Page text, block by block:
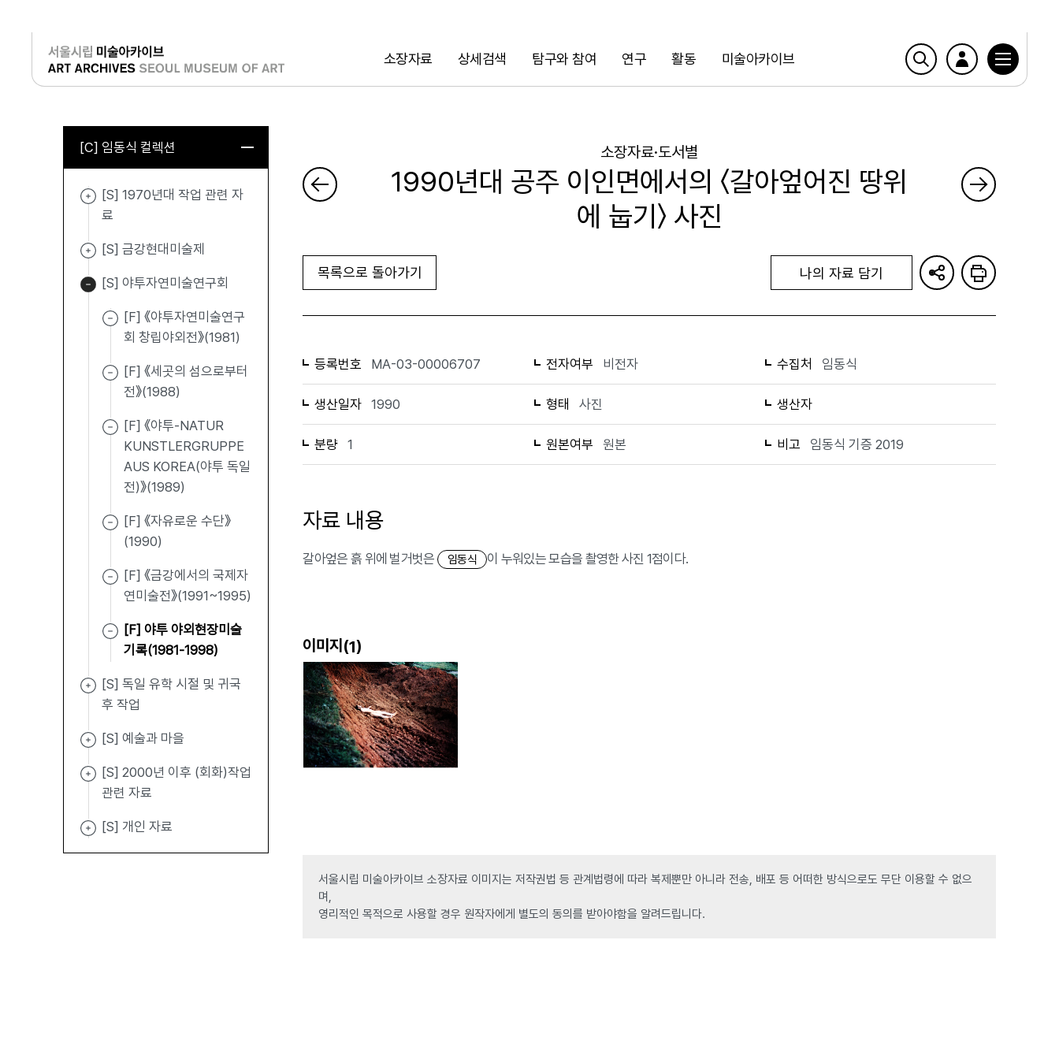
소장자료 상세검색 탐구와 참여 연구 활동 미술아카이브
검색
로그인
[C] 임동식 컬렉션
[S] 1970년대 작업 관련 자
료
[S] 금강현대미술제
[S] 야투자연미술연구회
[F] 《야투자연미술연구
회 창립야외전》(1981)
[F] 《세곳의 섬으로부터
전》(1988)
[F] 《야투-NATUR
KUNSTLERGRUPPE
AUS KOREA(야투 독일
전)》(1989)
[F] 《자유로운 수단》
(1990)
[F] 《금강에서의 국제자
연미술전》(1991~1995)
[F] 야투 야외현장미술
기록(1981-1998)
[S] 독일 유학 시절 및 귀국
후 작업
[S] 예술과 마을
[S] 2000년 이후 (회화)작업
관련 자료
[S] 개인 자료
소장자료·도서별
1990년대 공주 이인면에서의 〈갈아엎어진 땅위
에 눕기〉 사진
목록으로 돌아가기 나의 자료 담기
등록번호 MA-03-00006707 전자여부 비전자 수집처 임동식
생산일자 1990 형태 사진 생산자
분량 1 원본여부 원본 비고 임동식 기증 2019
자료 내용
갈아엎은 흙 위에 벌거벗은 임동식 이 누워있는 모습을 촬영한 사진 1점이다.
이미지(1)
서울시립 미술아카이브 소장자료 이미지는 저작권법 등 관계법령에 따라 복제뿐만 아니라 전송, 배포 등 어떠한 방식으로도 무단 이용할 수 없으
며,
영리적인 목적으로 사용할 경우 원작자에게 별도의 동의를 받아야함을 알려드립니다.